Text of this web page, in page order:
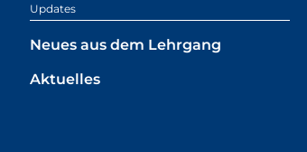
Updates
Neues aus dem Lehrgang
Aktuelles